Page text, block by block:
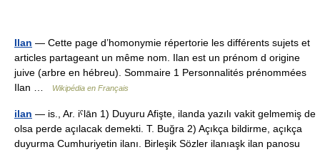
Ilan — Cette page d’homonymie répertorie les différents sujets et
articles partageant un même nom. Ilan est un prénom d origine
juive (arbre en hébreu). Sommaire 1 Personnalités prénommées
Ilan …
Wikipédia en Français
ilan — is., Ar. iˁlān 1) Duyuru Afişte, ilanda yazılı vakit gelmemiş de
olsa perde açılacak demekti. T. Buğra 2) Açıkça bildirme, açıkça
duyurma Cumhuriyetin ilanı. Birleşik Sözler ilanıaşk ilan panosu